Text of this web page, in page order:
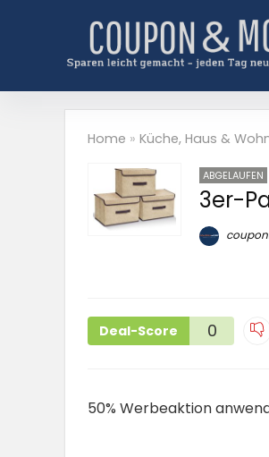
Home » Küche, Haus &
ABGELAUFEN
3er-
Deal-Score 0
50% Werbeaktion